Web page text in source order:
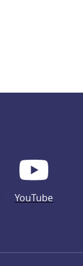
YouTube